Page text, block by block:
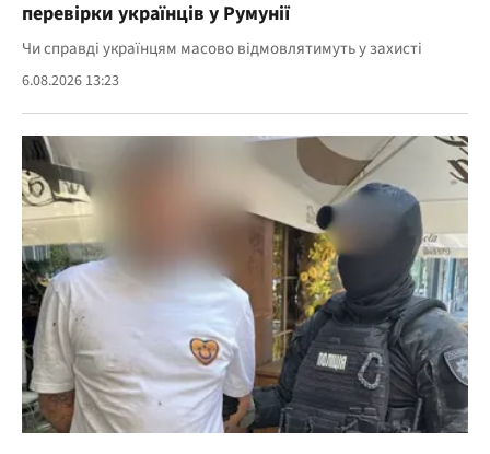
перевірки українців у Румунії
Чи справді українцям масово відмовлятимуть у захисті
6.08.2026 13:23